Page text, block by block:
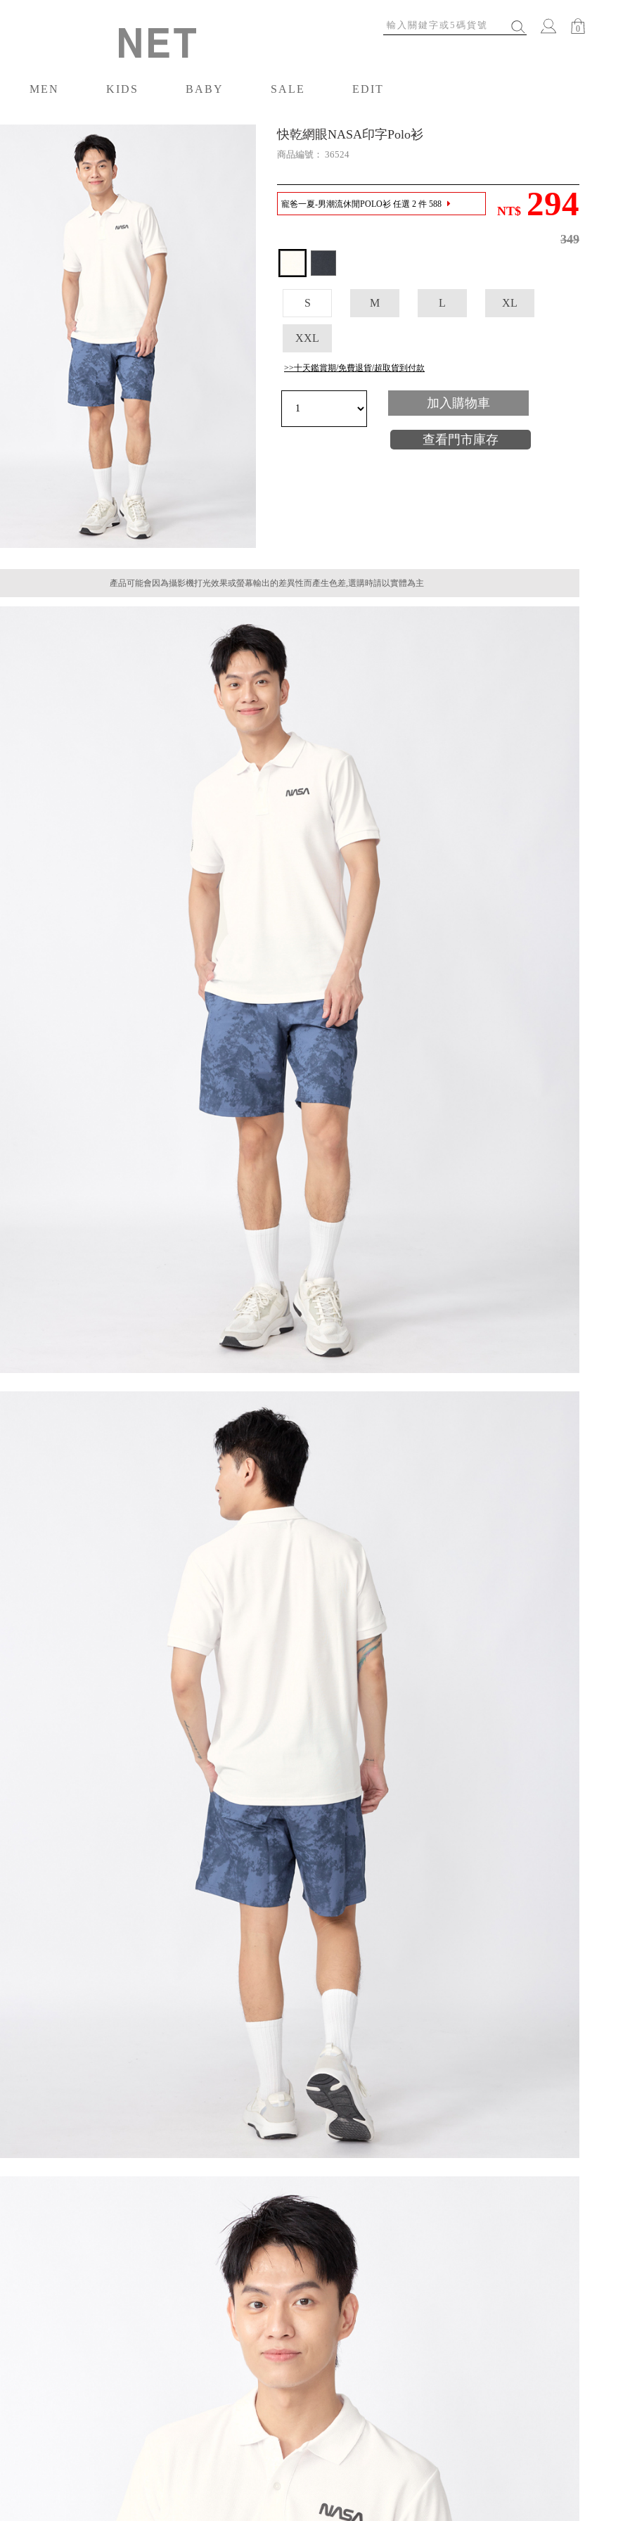
0
MEN
KIDS
BABY
SALE
EDIT
快乾網眼NASA印字Polo衫
商品編號： 36524
寵爸一夏-男潮流休閒POLO衫 任選 2 件 588
NT$ 294
349
S M L XL
XXL
>>十天鑑賞期/免費退貨/超取貨到付款
加入購物車
查看門市庫存
產品可能會因為攝影機打光效果或螢幕輸出的差異性而產生色差,選購時請以實體為主